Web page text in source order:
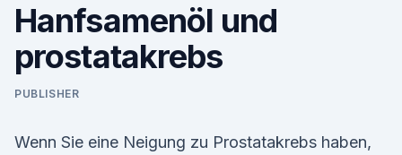
Hanfsamenöl und
prostatakrebs
PUBLISHER
Wenn Sie eine Neigung zu Prostatakrebs haben,